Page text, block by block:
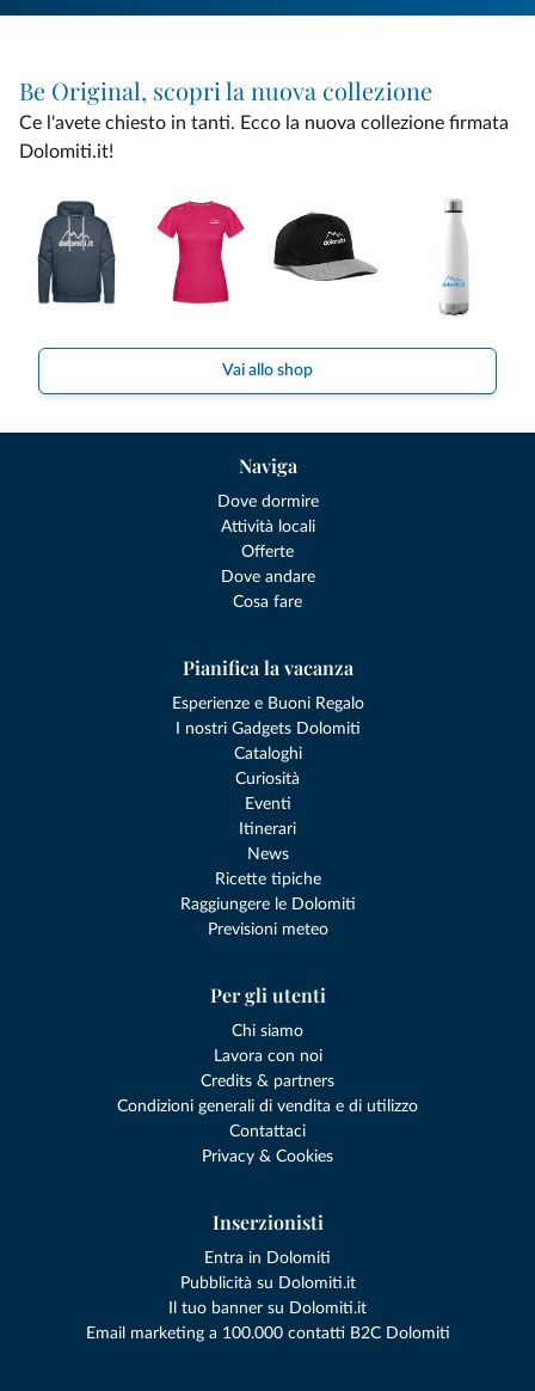
Be Original, scopri la nuova collezione
Ce l'avete chiesto in tanti. Ecco la nuova collezione firmata
Dolomiti.it!
Vai allo shop
Naviga
Dove dormire
Attività locali
Offerte
Dove andare
Cosa fare
Pianifica la vacanza
Esperienze e Buoni Regalo
I nostri Gadgets Dolomiti
Cataloghi
Curiosità
Eventi
Itinerari
News
Ricette tipiche
Raggiungere le Dolomiti
Previsioni meteo
Per gli utenti
Chi siamo
Lavora con noi
Credits & partners
Condizioni generali di vendita e di utilizzo
Contattaci
Privacy & Cookies
Inserzionisti
Entra in Dolomiti
Pubblicità su Dolomiti.it
Il tuo banner su Dolomiti.it
Email marketing a 100.000 contatti B2C Dolomiti